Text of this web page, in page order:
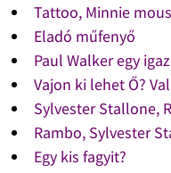
Tattoo, Minnie
Eladó műfenyő
Paul Walker egy
Vajon ki lehet Ő?
Sylvester Stallone,
Rambo, Sylvester
Egy kis fagyit?